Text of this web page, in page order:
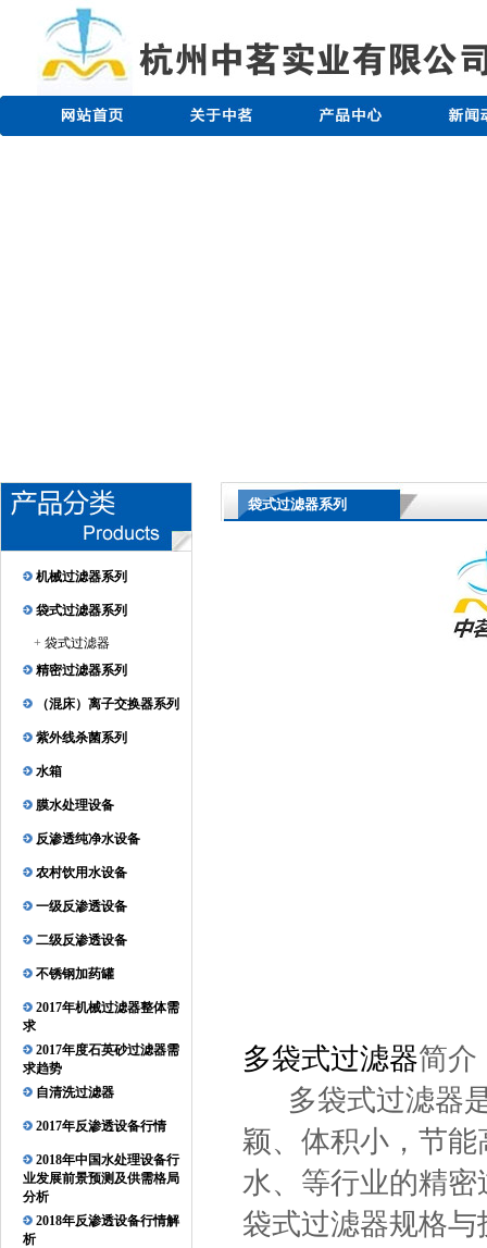
机械过滤器系列
袋式过滤器系列
+ 袋式过滤器
精密过滤器系列
（混床）离子交换器系列
紫外线杀菌系列
水箱
膜水处理设备
反渗透纯净水设备
农村饮用水设备
一级反渗透设备
二级反渗透设备
不锈钢加药罐
2017年机械过滤器整体需
求
2017年度石英砂过滤器需
求趋势
自清洗过滤器
2017年反渗透设备行情
2018年中国水处理设备行
业发展前景预测及供需格局
分析
2018年反渗透设备行情解
析
袋式过滤器系列
多袋式过滤器简介
多袋式过滤器
颖、体积小，节
水、等行业的精密
袋式过滤器规格与